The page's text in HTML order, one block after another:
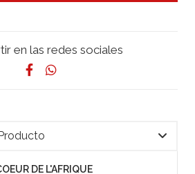
en las redes sociales
DE L'AFRIQUE